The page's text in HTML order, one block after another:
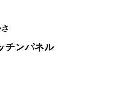
チンパネル